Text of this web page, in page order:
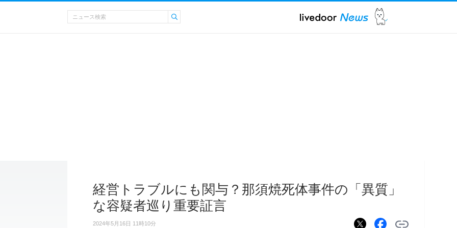
経営トラブルにも関与？那須焼死体事件の「異質」
な容疑者巡り重要証言
2024年5月16日 11時10分